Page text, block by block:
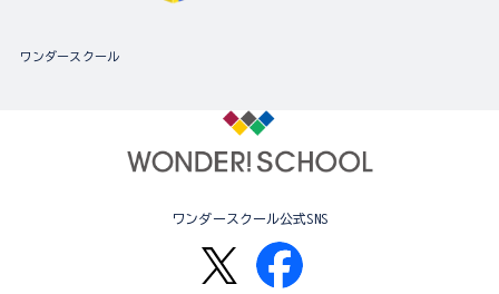
ワンダースクール
ワンダースクール公式SNS